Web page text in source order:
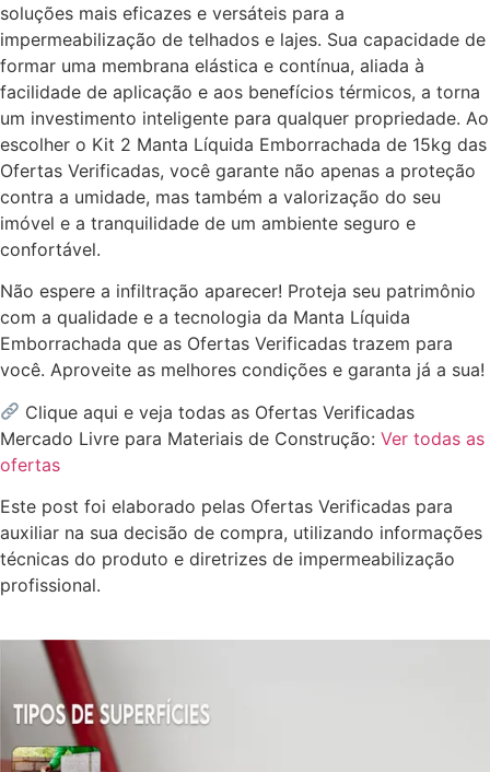
soluções mais eficazes e versáteis para a
impermeabilização de telhados e lajes. Sua capacidade de
formar uma membrana elástica e contínua, aliada à
facilidade de aplicação e aos benefícios térmicos, a torna
um investimento inteligente para qualquer propriedade. Ao
escolher o Kit 2 Manta Líquida Emborrachada de 15kg das
Ofertas Verificadas, você garante não apenas a proteção
contra a umidade, mas também a valorização do seu
imóvel e a tranquilidade de um ambiente seguro e
confortável.
Não espere a infiltração aparecer! Proteja seu patrimônio
com a qualidade e a tecnologia da Manta Líquida
Emborrachada que as Ofertas Verificadas trazem para
você. Aproveite as melhores condições e garanta já a sua!
Clique aqui e veja todas as Ofertas Verificadas
Mercado Livre para Materiais de Construção: Ver todas as
ofertas
Este post foi elaborado pelas Ofertas Verificadas para
auxiliar na sua decisão de compra, utilizando informações
técnicas do produto e diretrizes de impermeabilização
profissional.